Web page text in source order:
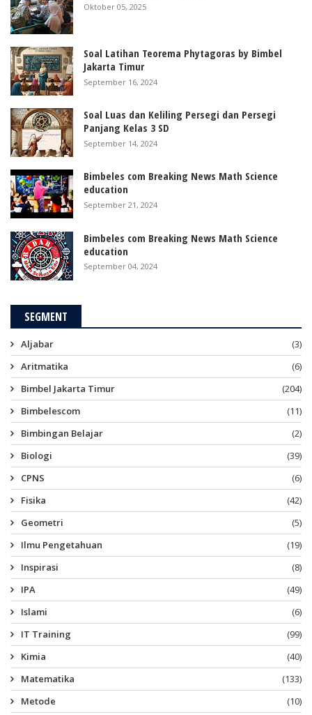
Oktober 05, 2025
Soal Latihan Teorema Phytagoras by Bimbel
Jakarta Timur
September 16, 2024
Soal Luas dan Keliling Persegi dan Persegi
Panjang Kelas 3 SD
September 14, 2024
Bimbeles com Breaking News Math Science
education
September 21, 2024
Bimbeles com Breaking News Math Science
education
September 04, 2024
SEGMENT
Aljabar
(3)
Aritmatika
(6)
Bimbel Jakarta Timur
(204)
Bimbelescom
(11)
Bimbingan Belajar
(2)
Biologi
(39)
CPNS
(6)
Fisika
(42)
Geometri
(5)
Ilmu Pengetahuan
(19)
Inspirasi
(8)
IPA
(49)
Islami
(6)
IT Training
(99)
Kimia
(40)
Matematika
(133)
Metode
(10)